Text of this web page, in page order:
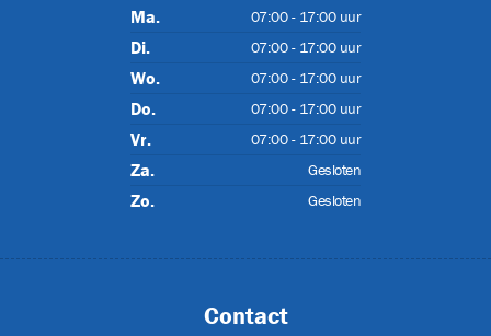
Ma. 07:00 - 17:00 uur
Di. 07:00 - 17:00 uur
Wo. 07:00 - 17:00 uur
Do. 07:00 - 17:00 uur
Vr. 07:00 - 17:00 uur
Za. Gesloten
Zo. Gesloten
Contact